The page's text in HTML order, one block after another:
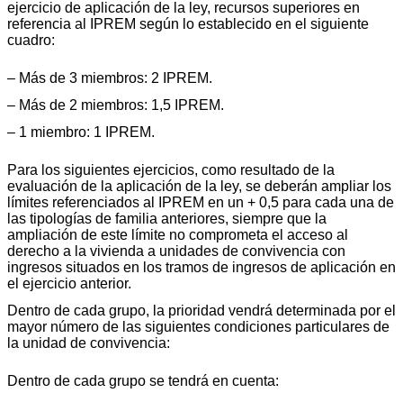
ejercicio de aplicación de la ley, recursos superiores en
referencia al IPREM según lo establecido en el siguiente
cuadro:
– Más de 3 miembros: 2 IPREM.
– Más de 2 miembros: 1,5 IPREM.
– 1 miembro: 1 IPREM.
Para los siguientes ejercicios, como resultado de la
evaluación de la aplicación de la ley, se deberán ampliar los
límites referenciados al IPREM en un + 0,5 para cada una de
las tipologías de familia anteriores, siempre que la
ampliación de este límite no comprometa el acceso al
derecho a la vivienda a unidades de convivencia con
ingresos situados en los tramos de ingresos de aplicación en
el ejercicio anterior.
Dentro de cada grupo, la prioridad vendrá determinada por el
mayor número de las siguientes condiciones particulares de
la unidad de convivencia:
Dentro de cada grupo se tendrá en cuenta: